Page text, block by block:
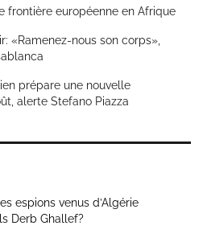
frontière européenne en Afrique
«Ramenez-nous son corps»,
prépare une nouvelle
alerte Stefano Piazza
espions venus d’Algérie
Derb Ghallef?